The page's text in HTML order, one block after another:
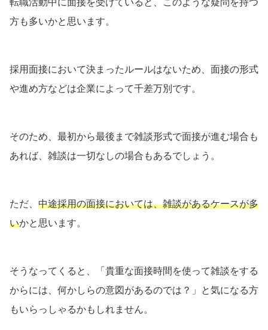
転職活動中に面接を受けていると、このような疑問を持つ
方も多いかと思います。
採用面接において決まったルールはないため、面接の形式
や進め方などは企業によって千差万別です。
そのため、最初から最後まで雑談形式で面接が進む場合も
あれば、雑談は一切なしの場合もあるでしょう。
ただ、 中途採用の面接においては、雑談があるケースが多
いかと思います。
そうなってくると、「貴重な面接時間を使って雑談をする
からには、何かしらの意図があるのでは？」と気になる方
もいらっしゃるかもしれません。